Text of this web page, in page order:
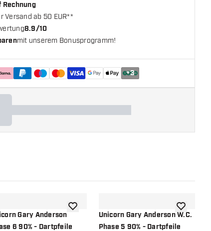
Rechnung
Versand ab 50 EUR**
8.9/10
mit unserem Bonusprogramm!
+3
hinzufügen
Gary Anderson
6 90% - Dartpfeile
Zur Wunschliste hinzufügen
Unicorn Gary Anderson W.C.
Phase 5 90% - Dartpfeile
Zur